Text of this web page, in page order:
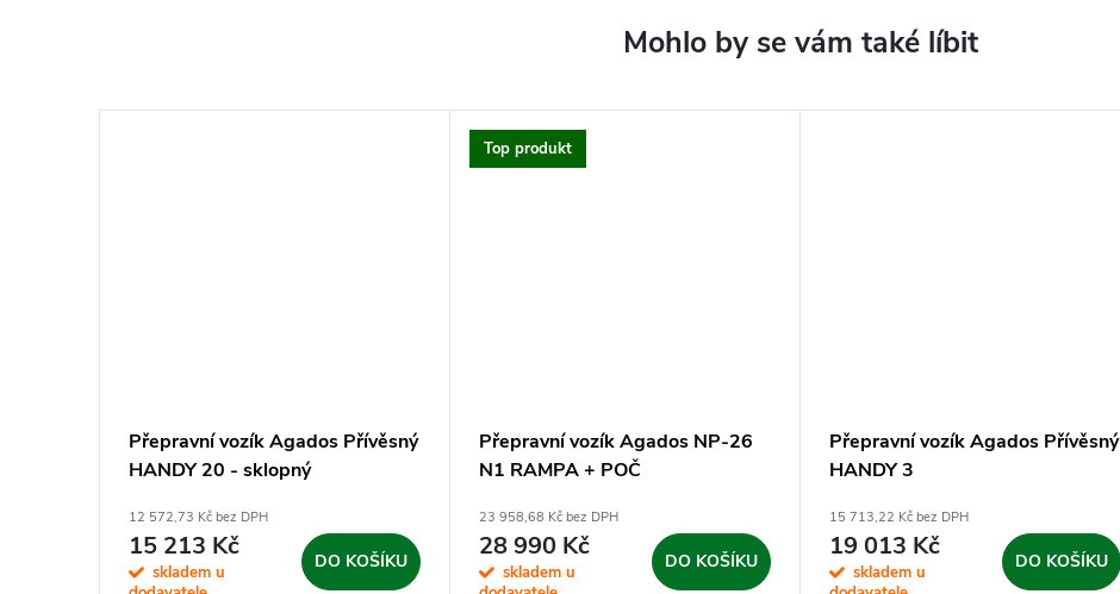
Přepravní vozík Agados Přívěsný
HANDY 20 - sklopný
12 572,73 Kč bez DPH
15 213 Kč
skladem u
DO KOŠÍKU
Top produkt
Přepravní vozík Agados NP-26
N1 RAMPA + POČ
23 958,68 Kč bez DPH
28 990 Kč
skladem u
DO KOŠÍKU
Přepravní vozík Agados Přívěsný
HANDY 3
15 713,22 Kč bez DPH
19 013 Kč
skladem u
DO KOŠÍKU